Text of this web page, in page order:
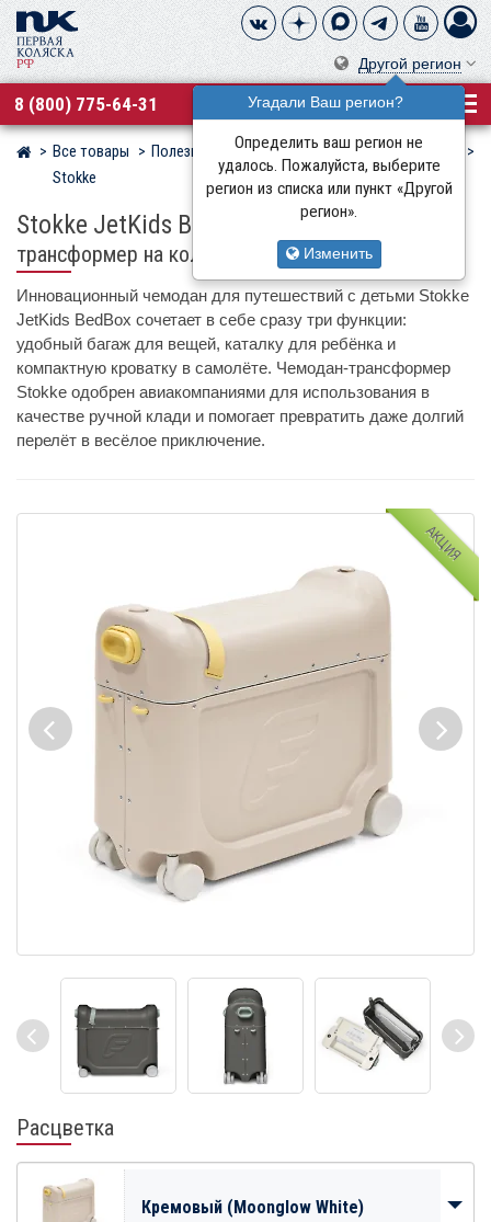
Другой регион
Угадали Ваш регион?
Определить ваш регион не
удалось. Пожалуйста, выберите
регион из списка или пункт «Другой
регион».
Изменить
8 (800) 775-64-31
Магазин детских колясок
Все товары Полезные аксессуары
Сумки и органайзеры
Stokke
Stokke JetKids BedBox
детский чемодан-
трансформер на колёсах
Инновационный чемодан для путешествий с детьми Stokke
JetKids BedBox сочетает в себе сразу три функции:
удобный багаж для вещей, каталку для ребёнка и
компактную кроватку в самолёте. Чемодан-трансформер
Stokke одобрен авиакомпаниями для использования в
качестве ручной клади и помогает превратить даже долгий
перелёт в весёлое приключение.
АКЦИЯ
Расцветка
Кремовый (Moonglow White)